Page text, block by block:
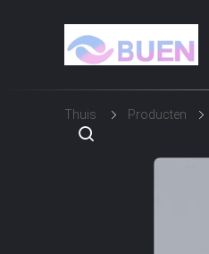
Thuis Producten